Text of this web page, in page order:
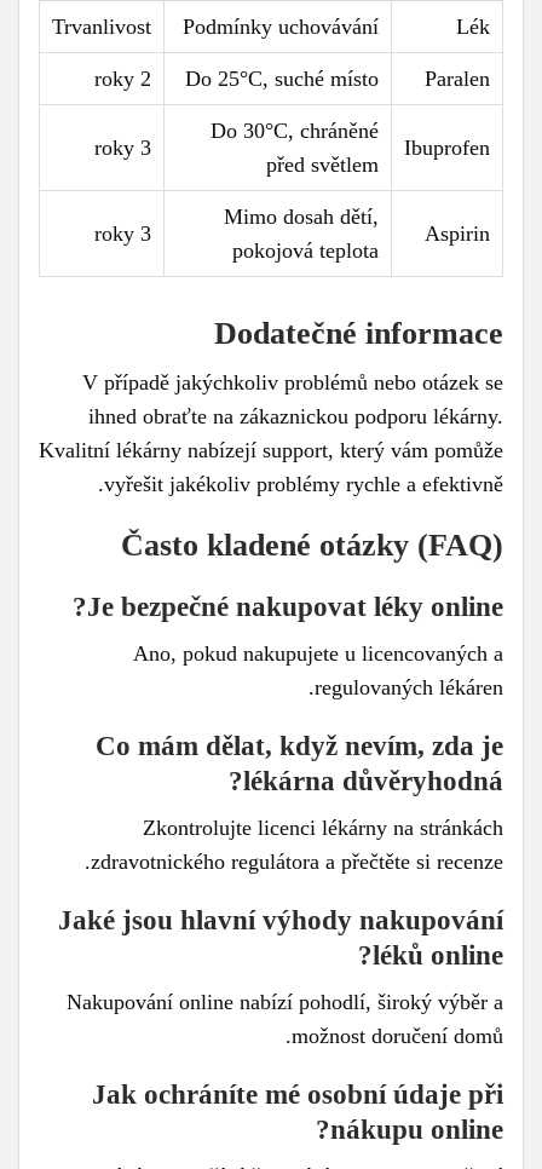
Lék
Podmínky uchovávání
Trvanlivost
Paralen
Do 25°C, suché místo
2 roky
Ibuprofen
Do 30°C, chráněné
před světlem
3 roky
Aspirin
Mimo dosah dětí,
pokojová teplota
3 roky
Dodatečné informace
V případě jakýchkoliv problémů nebo otázek se
ihned obraťte na zákaznickou podporu lékárny.
Kvalitní lékárny nabízejí support, který vám pomůže
vyřešit jakékoliv problémy rychle a efektivně.
Často kladené otázky (FAQ)
Je bezpečné nakupovat léky online?
Ano, pokud nakupujete u licencovaných a
regulovaných lékáren.
Co mám dělat, když nevím, zda je
lékárna důvěryhodná?
Zkontrolujte licenci lékárny na stránkách
zdravotnického regulátora a přečtěte si recenze.
Jaké jsou hlavní výhody nakupování
léků online?
Nakupování online nabízí pohodlí, široký výběr a
možnost doručení domů.
Jak ochráníte mé osobní údaje při
nákupu online?